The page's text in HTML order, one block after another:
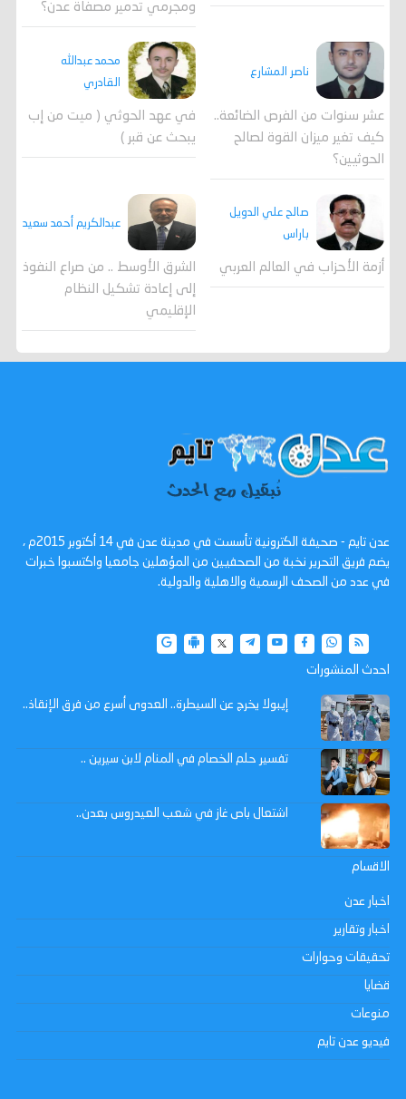
ومجرمي تدمير مصفاة عدن؟
ناصر المشارع
عشر سنوات من الفرص الضائعة..
كيف تغير ميزان القوة لصالح
الحوثيين؟
محمد عبدالله
القادري
في عهد الحوثي ( ميت من إب
يبحث عن قبر )
صالح علي الدويل
باراس
أزمة الأحزاب في العالم العربي
عبدالكريم أحمد سعيد
الشرق الأوسط .. من صراع النفوذ
إلى إعادة تشكيل النظام
الإقليمي
عدن تايم - صحيفة الكترونية تأسست في مدينة عدن في 14 أكتوبر 2015م ،
يضم فريق التحرير نخبة من الصحفيين من المؤهلين جامعيا واكتسبوا خبرات
في عدد من الصحف الرسمية والاهلية والدولية.
احدث المنشورات
إيبولا يخرج عن السيطرة.. العدوى أسرع من فرق الإنقاذ..
تفسير حلم الخصام في المنام لابن سيرين ..
اشتعال باص غاز في شعب العيدروس بعدن..
الاقسام
اخبار عدن
اخبار وتقارير
تحقيقات وحوارات
قضايا
منوعات
فيديو عدن تايم